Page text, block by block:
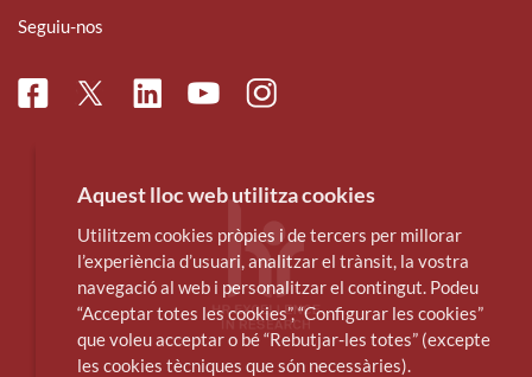
Seguiu-nos
FacebookTwitterLinkedinYoutubeInstagram
Aquest lloc web utilitza cookies
Utilitzem cookies pròpies i de tercers per millorar
l’experiència d’usuari, analitzar el trànsit, la vostra
navegació al web i personalitzar el contingut. Podeu
“Acceptar totes les cookies”, “Configurar les cookies”
que voleu acceptar o bé “Rebutjar-les totes” (excepte
les cookies tècniques que són necessàries).